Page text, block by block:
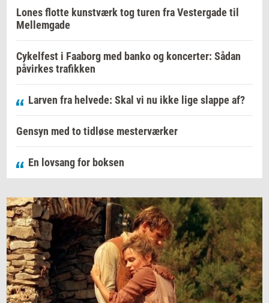
Lones flotte kunstværk tog turen fra Vestergade til
Mellemgade
Cykelfest i Faaborg med banko og koncerter: Sådan
påvirkes trafikken
Larven fra helvede: Skal vi nu ikke lige slappe af?
Gensyn med to tidløse mesterværker
En lovsang for boksen